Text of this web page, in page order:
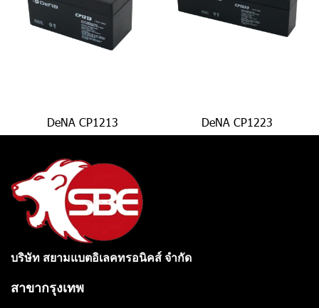
DeNA CP1213 DeNA CP1223
บริษัท สยามแบตอิเลคทรอนิคส์ จำกัด
สาขากรุงเทพ